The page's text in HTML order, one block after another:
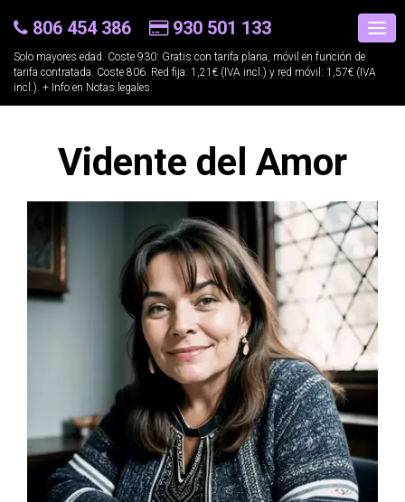
806 454 386 930 501 133
Solo mayores edad. Coste 930: Gratis con tarifa plana, móvil en función de
tarifa contratada. Coste 806: Red fija: 1,21€ (IVA incl.) y red móvil: 1,57€ (IVA
incl.). + Info en Notas legales.
Vidente del Amor